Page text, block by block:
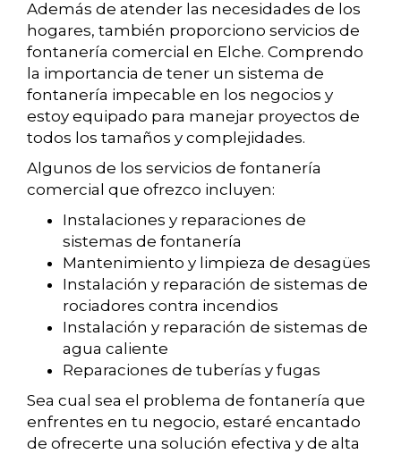
Además de atender las necesidades de los
hogares, también proporciono servicios de
fontanería comercial en Elche. Comprendo
la importancia de tener un sistema de
fontanería impecable en los negocios y
estoy equipado para manejar proyectos de
todos los tamaños y complejidades.
Algunos de los servicios de fontanería
comercial que ofrezco incluyen:
Instalaciones y reparaciones de
sistemas de fontanería
Mantenimiento y limpieza de desagües
Instalación y reparación de sistemas de
rociadores contra incendios
Instalación y reparación de sistemas de
agua caliente
Reparaciones de tuberías y fugas
Sea cual sea el problema de fontanería que
enfrentes en tu negocio, estaré encantado
de ofrecerte una solución efectiva y de alta